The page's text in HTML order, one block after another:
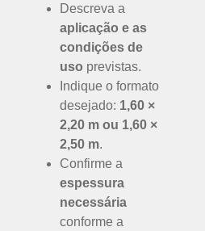
Descreva a
aplicação e as
condições de
uso previstas.
Indique o formato
desejado: 1,60 ×
2,20 m ou 1,60 ×
2,50 m.
Confirme a
espessura
necessária
conforme a